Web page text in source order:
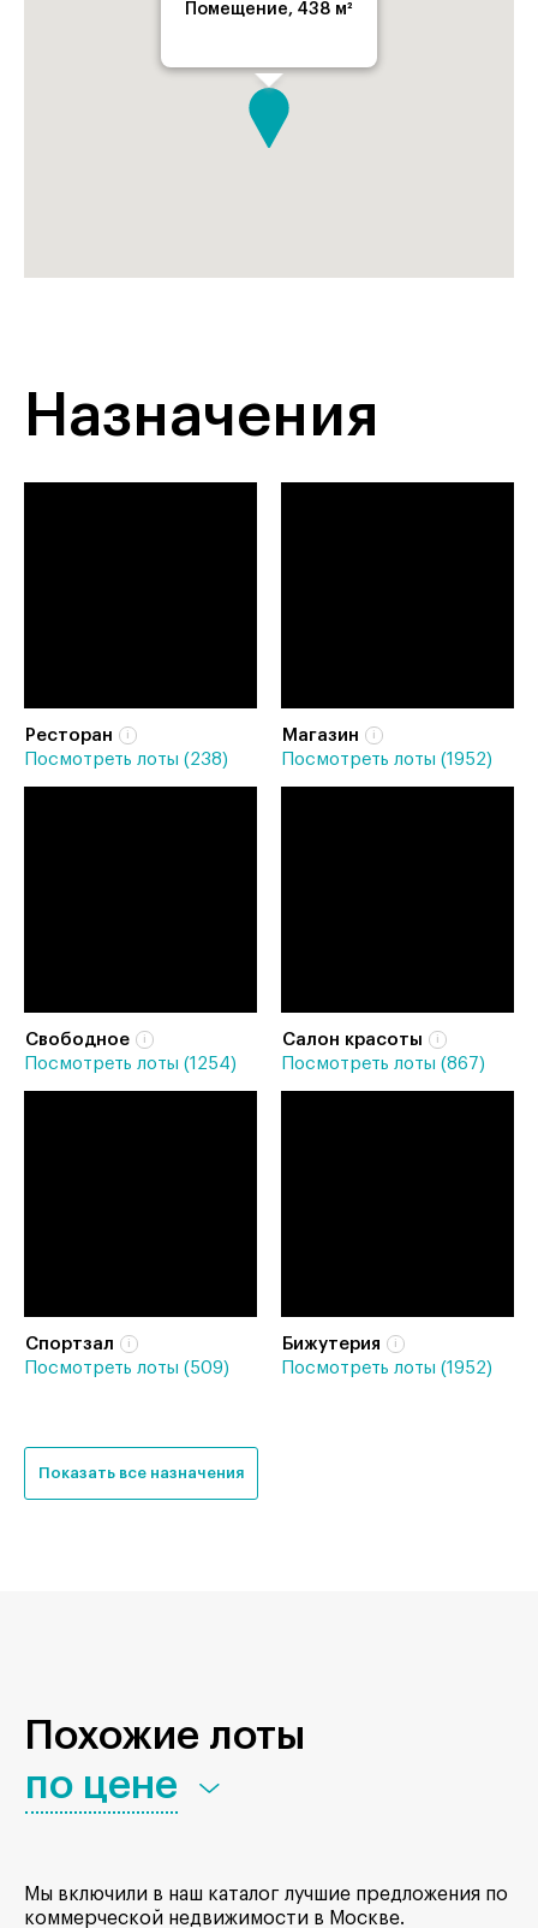
Помещение, 438 м²
Назначения
Ресторан
Посмотреть лоты (238)
Магазин
Посмотреть лоты (1952)
Свободное
Посмотреть лоты (1254)
Салон красоты
Посмотреть лоты (867)
Спортзал
Посмотреть лоты (509)
Бижутерия
Посмотреть лоты (1952)
Показать все назначения
Похожие лоты
по цене
Мы включили в наш каталог лучшие предложения по
коммерческой недвижимости в Москве.